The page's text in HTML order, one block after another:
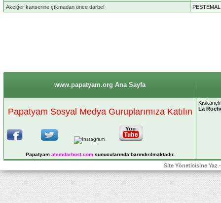
Akciğer kanserine çıkmadan önce darbe!
PESTEMAL
www.papatyam.org Ana Sayfa
Papatyam Sosyal Medya Guruplarımıza Katılın
Papatyam alemdarhost.comsunucularında barındırılmaktadır.
La
Site Yöneticisine Yaz